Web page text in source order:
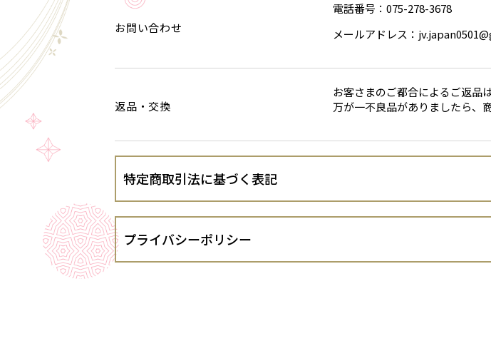
お問い合わせ
電話番号：075-278-3678
メールアドレス：
返品・交換
お客さまのご都合によるご返品
万が一不良品がありましたら、
特定商取引法に基づく表記
プライバシーポリシー